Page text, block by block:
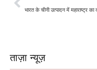
ताज़ा न्यूज़